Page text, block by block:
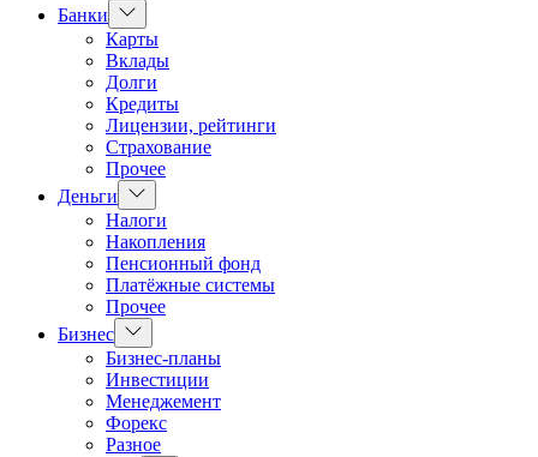
Банки
Показать
подменю
Карты
Вклады
Долги
Кредиты
Лицензии, рейтинги
Страхование
Прочее
Деньги
Показать
подменю
Налоги
Накопления
Пенсионный фонд
Платёжные системы
Прочее
Бизнес Показать
подменю
Бизнес-планы
Инвестиции
Менеджемент
Форекс
Разное